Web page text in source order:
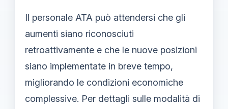
Il personale ATA può attendersi che gli
aumenti siano riconosciuti
retroattivamente e che le nuove posizioni
siano implementate in breve tempo,
migliorando le condizioni economiche
complessive. Per dettagli sulle modalità di